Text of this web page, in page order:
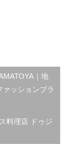
｜地
ッションブラ
料理店 ドゥジ